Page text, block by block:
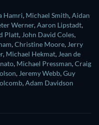
Hamri, Michael Smith,Aidan
Werner,Aaron Lipstadt,
Platt, John David Coles,
,Christine Moore, Jerry
, Michael Hekmat, Jean de
, Michael Pressman,Craig
, Jeremy Webb,Guy
,Adam Davidson